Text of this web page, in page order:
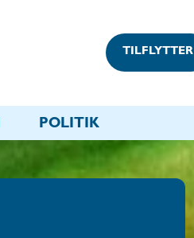
TILFLYTTER
POLITIK